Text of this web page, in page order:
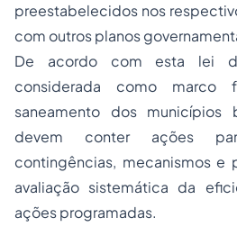
preestabelecidos nos
com outros planos
De acordo com esta lei
considerada como marco
saneamento dos municípios
devem conter ações
contingências, mecanismos e
avaliação sistemática da
ações programadas.